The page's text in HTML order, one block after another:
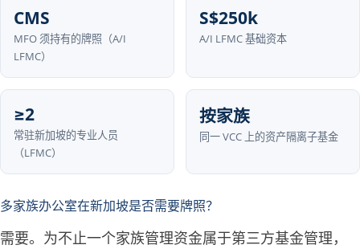
CMS
MFO 须持有的牌照（A/I
LFMC）
S$250k
A/I LFMC 基础资本
≥2
常驻新加坡的专业人员
（LFMC）
按家族
同一 VCC 上的资产隔离子基金
多家族办公室在新加坡是否需要牌照？
需要。为不止一个家族管理资金属于第三方基金管理，